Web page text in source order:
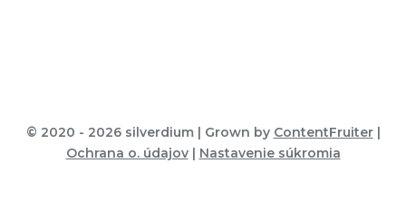
© 2020 - 2026 silverdium | Grown by ContentFruiter|
Ochrana o. údajov| Nastavenie súkromia